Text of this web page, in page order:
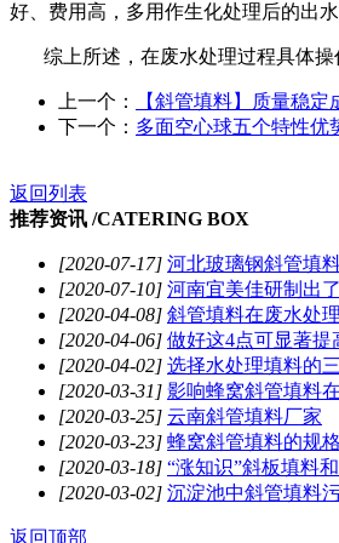
好、费用高，多用作生化处理后的出
综上所述，在废水处理过程具体
上一个：
【斜管填料】质量稳定
下一个： 多面空心球五个特性优
返回列表
推荐资讯 /CATERING BOX
[2020-07-17] 河北玻璃钢斜管填
[2020-07-10] 河南宜美佳研制出
[2020-04-08] 斜管填料在废水处
[2020-04-06] 做好这4点可显著提
[2020-04-02] 选择水处理填料的
[2020-03-31] 影响蜂窝斜管填料
[2020-03-25] 云南斜管填料厂家
[2020-03-23] 蜂窝斜管填料的规
[2020-03-18] “涨知识”斜板填料
[2020-03-02] 沉淀池中斜管填料
返回顶部